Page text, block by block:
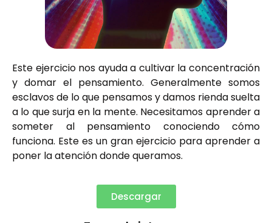
Este ejercicio nos ayuda a cultivar la concentración
y domar el pensamiento. Generalmente somos
esclavos de lo que pensamos y damos rienda suelta
a lo que surja en la mente. Necesitamos aprender a
someter al pensamiento conociendo cómo
funciona. Este es un gran ejercicio para aprender a
poner la atención donde queramos.
Descargar